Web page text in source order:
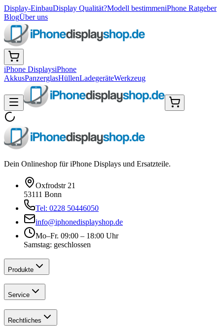
Display-EinbauDisplay Qualität?Modell bestimmeniPhone Ratgeber
BlogÜber uns
iPhone DisplaysiPhone
AkkusPanzerglasHüllenLadegeräteWerkzeug
Dein Onlineshop für iPhone Displays und Ersatzteile.
Oxfrodstr 21
53111 Bonn
Tel: 0228 50446050
info@iphonedisplayshop.de
Mo–Fr. 09:00 – 18:00 Uhr
Samstag: geschlossen
Produkte
Service
Rechtliches